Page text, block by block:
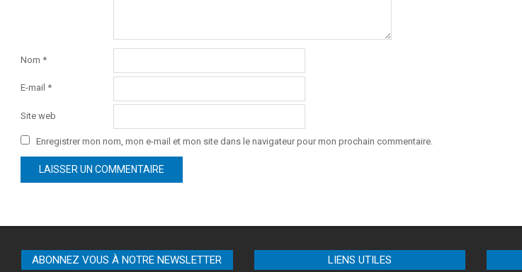
Nom *
E-mail *
Site web
Enregistrer mon nom, mon e-mail et mon site dans le navigateur pour mon prochain commentaire.
ABONNEZ VOUS À NOTRE NEWSLETTER LIENS UTILES